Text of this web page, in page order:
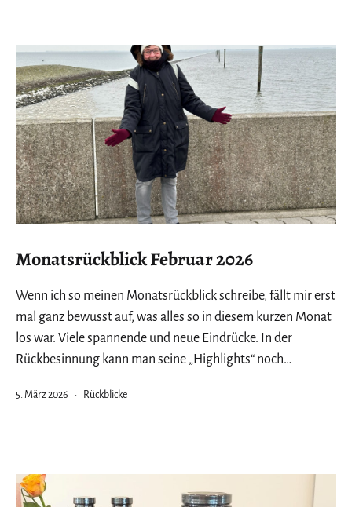
Monatsrückblick Februar 2026
Wenn ich so meinen Monatsrückblick schreibe, fällt mir erst
mal ganz bewusst auf, was alles so in diesem kurzen Monat
los war. Viele spannende und neue Eindrücke. In der
Rückbesinnung kann man seine „Highlights“ noch…
Veröffentlicht
5. März 2026
Kategorisiert
Rückblicke